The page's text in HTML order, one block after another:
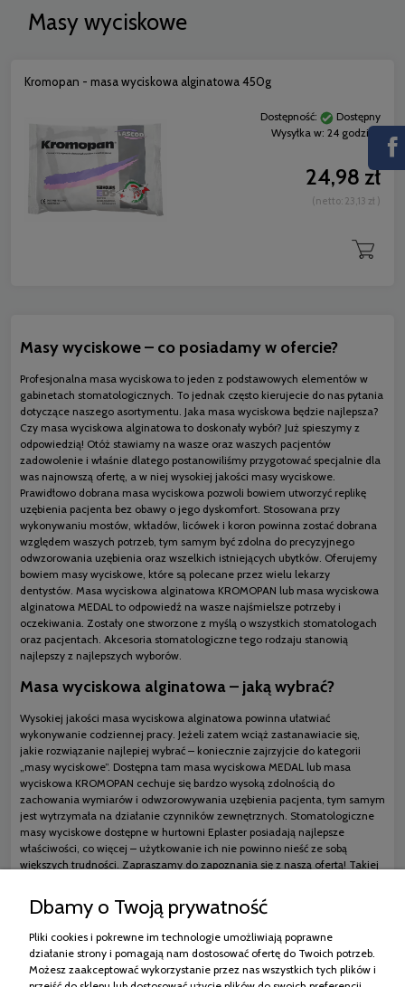
Masy wyciskowe
Kromopan - masa wyciskowa alginatowa 450g
Dostępność:
Dostępny
Wysyłka w: 24 godziny
24,98 zł
(netto: 23,13 zł )
Masy wyciskowe – co posiadamy w ofercie?
Profesjonalna masa wyciskowa to jeden z podstawowych elementów w
gabinetach stomatologicznych. To jednak często kierujecie do nas pytania
dotyczące naszego asortymentu. Jaka masa wyciskowa będzie najlepsza?
Czy masa wyciskowa alginatowa to doskonały wybór? Już spieszymy z
odpowiedzią! Otóż stawiamy na wasze oraz waszych pacjentów
zadowolenie i właśnie dlatego postanowiliśmy przygotować specjalnie dla
was najnowszą ofertę, a w niej wysokiej jakości masy wyciskowe.
Prawidłowo dobrana masa wyciskowa pozwoli bowiem utworzyć replikę
uzębienia pacjenta bez obawy o jego dyskomfort. Stosowana przy
wykonywaniu mostów, wkładów, licówek i koron powinna zostać dobrana
względem waszych potrzeb, tym samym być zdolna do precyzyjnego
odwzorowania uzębienia oraz wszelkich istniejących ubytków. Oferujemy
bowiem masy wyciskowe, które są polecane przez wielu lekarzy
dentystów. Masa wyciskowa alginatowa KROMOPAN lub masa wyciskowa
alginatowa MEDAL to odpowiedź na wasze najśmielsze potrzeby i
oczekiwania. Zostały one stworzone z myślą o wszystkich stomatologach
oraz pacjentach. Akcesoria stomatologiczne tego rodzaju stanowią
najlepszy z najlepszych wyborów.
Masa wyciskowa alginatowa – jaką wybrać?
Wysokiej jakości masa wyciskowa alginatowa powinna ułatwiać
wykonywanie codziennej pracy. Jeżeli zatem wciąż zastanawiacie się,
jakie rozwiązanie najlepiej wybrać – koniecznie zajrzyjcie do kategorii
„masy wyciskowe”. Dostępna tam masa wyciskowa MEDAL lub masa
wyciskowa KROMOPAN cechuje się bardzo wysoką zdolnością do
zachowania wymiarów i odwzorowywania uzębienia pacjenta, tym samym
jest wytrzymała na działanie czynników zewnętrznych. Stomatologiczne
masy wyciskowe dostępne w hurtowni Eplaster posiadają najlepsze
właściwości, co więcej – użytkowanie ich nie powinno nieść ze sobą
większych trudności. Zapraszamy do zapoznania się z naszą ofertą! Takiej
Zakupy
Dbamy o Twoją prywatność
Pliki cookies i pokrewne im technologie umożliwiają poprawne
działanie strony i pomagają nam dostosować ofertę do Twoich potrzeb.
Możesz zaakceptować wykorzystanie przez nas wszystkich tych plików i